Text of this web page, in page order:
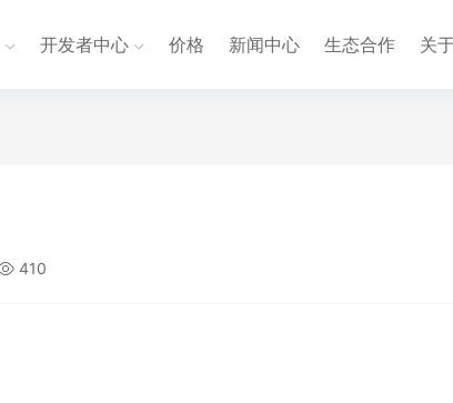
开发者中心 价格 新闻中心 生态合作 关
410